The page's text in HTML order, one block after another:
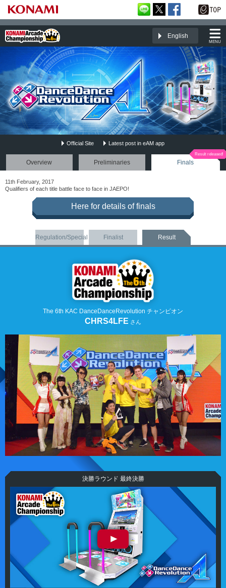
MENU
English
Official Site Latest post in eAM app
Overview Preliminaries Finals
11th February, 2017
Qualifiers of each title battle face to face in JAEPO!
Here for details of finals
Regulation/Special Finalist Result
The 6th KAC DanceDanceRevolution チャンピオン
CHRS4LFE さん
決勝ラウンド 最終決勝